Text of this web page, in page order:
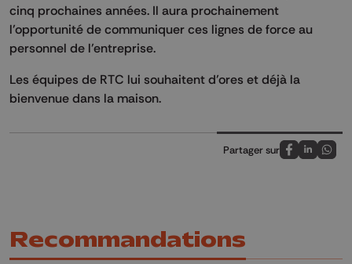
cinq prochaines années. Il aura prochainement
l’opportunité de communiquer ces lignes de force au
personnel de l’entreprise.
Les équipes de RTC lui souhaitent d’ores et déjà la
bienvenue dans la maison.
Partager sur
Partagez sur
Partagez
Recommandations